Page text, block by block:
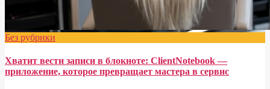
Без рубрики
Хватит вести записи в блокноте: ClientNotebook —
приложение, которое превращает мастера в сервис